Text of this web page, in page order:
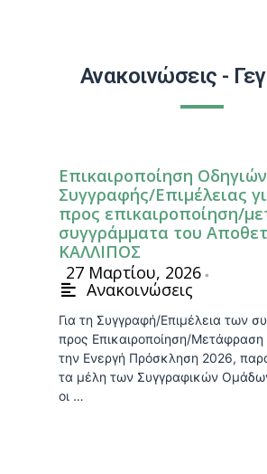
Ανακοινώσεις -
Επικαιροποίηση Οδηγιών
Συγγραφής/Επιμέλειας
προς επικαιροποίηση/
συγγράμματα του
ΚΑΛΛΙΠΟΣ
27 Μαρτίου, 2026 •
Ανακοινώσεις
Για τη Συγγραφή/Επιμέλεια των
προς Επικαιροποίηση/
την Ενεργή Πρόσκληση 2026,
τα μέλη των Συγγραφικών
οι …